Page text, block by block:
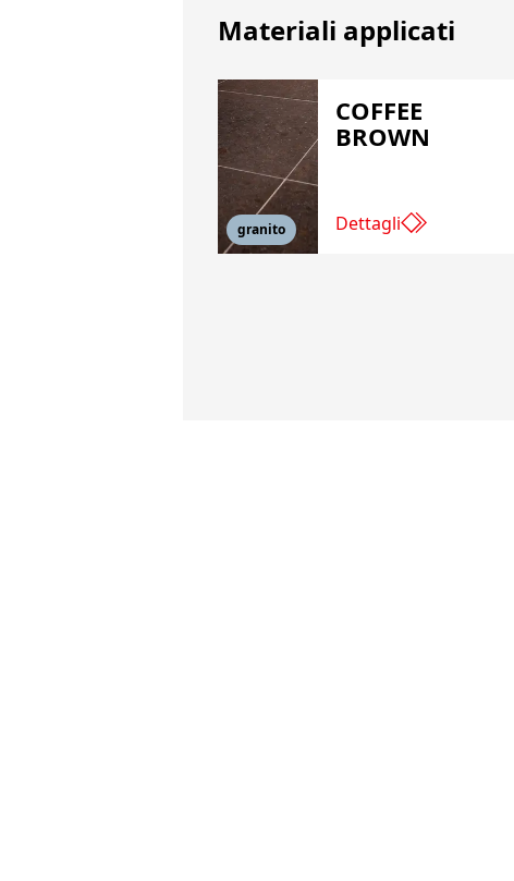
Materiali applicati
granito
COFFEE
BROWN
Dettagli